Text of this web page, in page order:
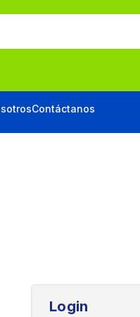
Contáctanos
Login